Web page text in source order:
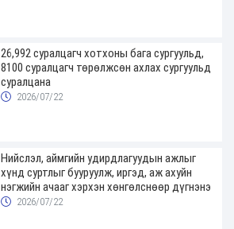
26,992 суралцагч хотхоны бага сургуульд,
8100 суралцагч төрөлжсөн ахлах сургуульд
суралцана
2026/07/22
Нийслэл, аймгийн удирдлагуудын ажлыг
хүнд суртлыг бууруулж, иргэд, аж ахуйн
нэгжийн ачааг хэрхэн хөнгөлснөөр дүгнэнэ
2026/07/22